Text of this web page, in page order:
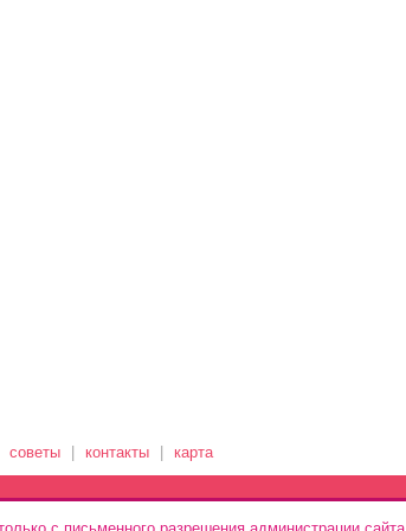
советы контакты карта